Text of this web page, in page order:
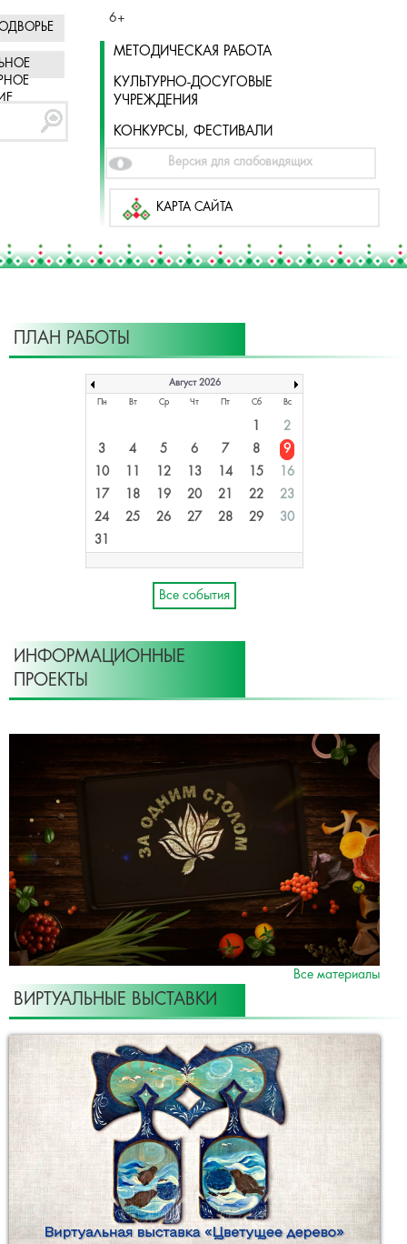
6+
МЕТОДИЧЕСКАЯ РАБОТА
КУЛЬТУРНО-ДОСУГОВЫЕ
УЧРЕЖДЕНИЯ
КОНКУРСЫ, ФЕСТИВАЛИ
Версия для слабовидящих
КАРТА САЙТА
ПЛАН РАБОТЫ
Август 2026
Пн Вт Ср Чт Пт Сб Вс
1
2
3
4 5 6 7 8
9
10
11 12 13 14 15
16
17
18 19 20 21 22
23
24
25 26 27 28 29
30
31
Все события
ИНФОРМАЦИОННЫЕ
ПРОЕКТЫ
Все материалы
ВИРТУАЛЬНЫЕ ВЫСТАВКИ